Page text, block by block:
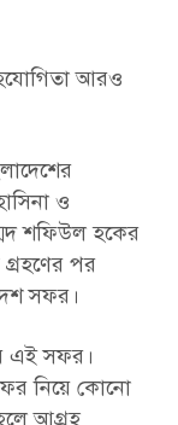
আরও
ও
শফিউল হকের
গ্রহণের পর
সফর।
এই সফর।
নিয়ে কোনো
আগ্রহ